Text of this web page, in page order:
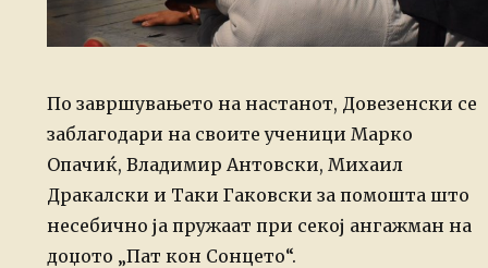
По завршувањето на настанот, Довезенски се
заблагодари на своите ученици Марко
Опачиќ, Владимир Антовски, Михаил
Дракалски и Таки Гаковски за помошта што
несебично ја пружаат при секој ангажман на
доџото „Пат кон Сонцето“.